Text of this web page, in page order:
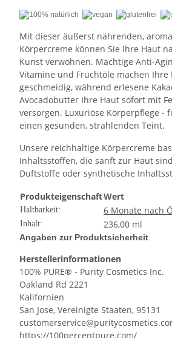
Mit dieser äußerst nährenden,
Körpercreme können Sie Ihre Haut
Kunst verwöhnen. Mächtige Anti-
Vitamine und Fruchtöle machen Ihre
geschmeidig, während erlesene
Avocadobutter Ihre Haut sofort mit
versorgen. Luxuriöse Körperpflege -
einen gesunden, strahlenden Teint.
Unsere reichhaltige Körpercreme
Inhaltsstoffen, die sanft zur Haut sind
Duftstoffe oder synthetische
ProdukteigenschaftWert
Haltbarkeit: 6 Monate nach
Inhalt: 236,00 ml
Angaben zur Produktsicherheit
Herstellerinformationen
100% PURE® - Purity Cosmetics Inc.
Oakland Rd 2221
Kalifornien
San Jose, Vereinigte Staaten, 95131
https://100percentpure.com/